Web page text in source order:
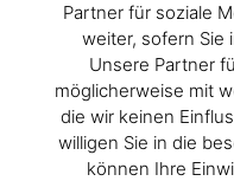
Partner für soziale
weiter, sofern Sie
Unsere Partner
möglicherweise mit
die wir keinen
willigen Sie in die
können Ihre